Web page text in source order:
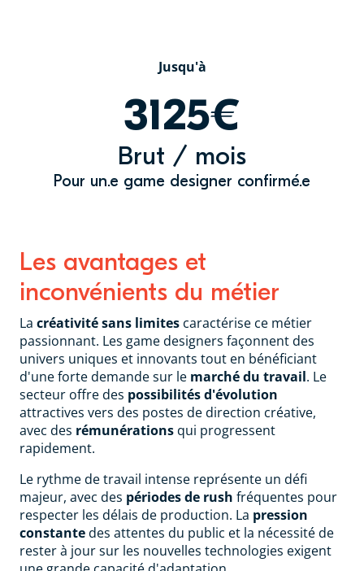
Jusqu'à
3125€
Brut / mois
Pour un.e game designer confirmé.e
Les avantages et
inconvénients du métier
La créativité sans limites caractérise ce métier
passionnant. Les game designers façonnent des
univers uniques et innovants tout en bénéficiant
d'une forte demande sur le marché du travail. Le
secteur offre des possibilités d'évolution
attractives vers des postes de direction créative,
avec des rémunérations qui progressent
rapidement.
Le rythme de travail intense représente un défi
majeur, avec des périodes de rush fréquentes pour
respecter les délais de production. La pression
constantedes attentes du public et la nécessité de
rester à jour sur les nouvelles technologies exigent